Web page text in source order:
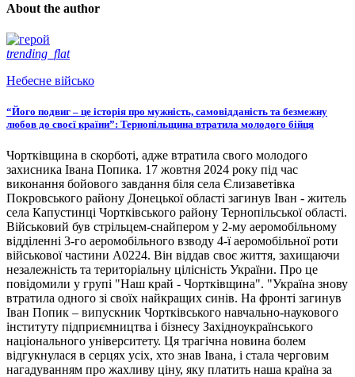
About the author
trending_flat
Небесне військо
“Його подвиг – це історія про мужність, самовідданість та безмежну
любов до своєї країни”: Тернопільщина втратила молодого бійця
Чортківщина в скорботі, адже втратила свого молодого
захисника Івана Попика. 17 жовтня 2024 року під час
виконання бойового завдання біля села Єлизаветівка
Покровського району Донецької області загинув Іван - житель
села Капустинці Чортківського району Тернопільської області.
Військовий був стрільцем-снайпером у 2-му аеромобільному
відділенні 3-го аеромобільного взводу 4-ї аеромобільної роти
військової частини А0224. Він віддав своє життя, захищаючи
незалежність та територіальну цілісність України. Про це
повідомили у групі "Наш край - Чортківщина". "Україна знову
втратила одного зі своїх найкращих синів. На фронті загинув
Іван Попик – випускник Чортківського навчально-наукового
інституту підприємництва і бізнесу Західноукраїнського
національного університету. Ця трагічна новина болем
відгукнулася в серцях усіх, хто знав Івана, і стала черговим
нагадуванням про жахливу ціну, яку платить наша країна за